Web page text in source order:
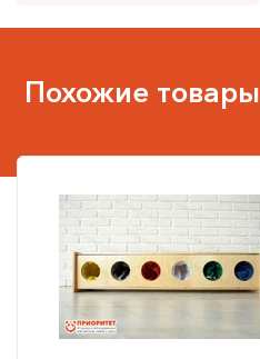
Похожие товары